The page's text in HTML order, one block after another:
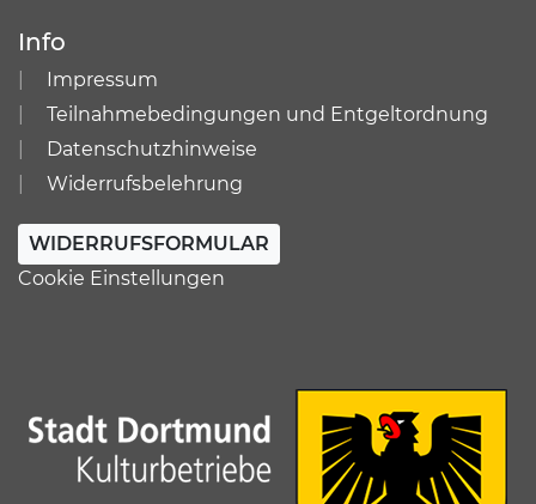
Info
Impressum
Teilnahmebedingungen und Entgeltordnung
Datenschutzhinweise
Widerrufsbelehrung
WIDERRUFSFORMULAR
Cookie Einstellungen